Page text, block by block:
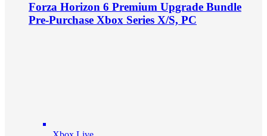
Forza Horizon 6 Premium Upgrade Bundle
Pre-Purchase Xbox Series X/S, PC